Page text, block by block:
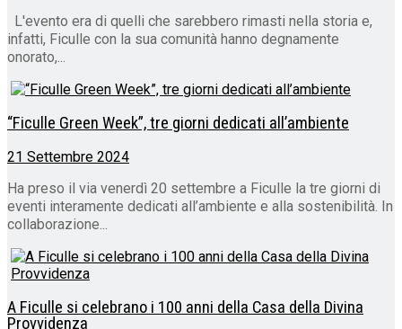
L'evento era di quelli che sarebbero rimasti nella storia e,
infatti, Ficulle con la sua comunità hanno degnamente
onorato,...
“Ficulle Green Week”, tre giorni dedicati all’ambiente
21 Settembre 2024
Ha preso il via venerdì 20 settembre a Ficulle la tre giorni di
eventi interamente dedicati all’ambiente e alla sostenibilità. In
collaborazione...
A Ficulle si celebrano i 100 anni della Casa della Divina
Provvidenza